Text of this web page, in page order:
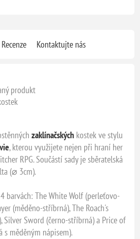
Recenze Kontaktujte nás
produkt
zaklínačských kostek ve stylu
, kterou využijete nejen při hraní her
RPG. Součástí sady je sběratelská
(⌀ 3cm).
barvách: The White Wolf (perleťovo-
(měděno-stříbrná), The Roach's
Silver Sword (černo-stříbrná) a Price of
měděným nápisem).